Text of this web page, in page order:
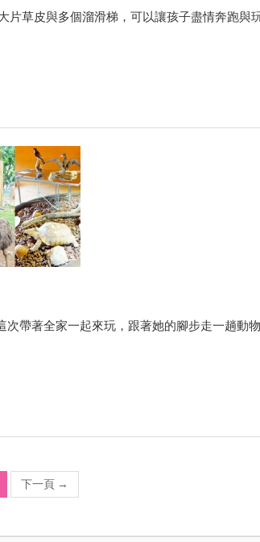
片草皮與多個溜滑梯，可以讓孩子盡情奔跑與
帶著全家一起來玩，跟著她的腳步走一趟動
下一頁 →